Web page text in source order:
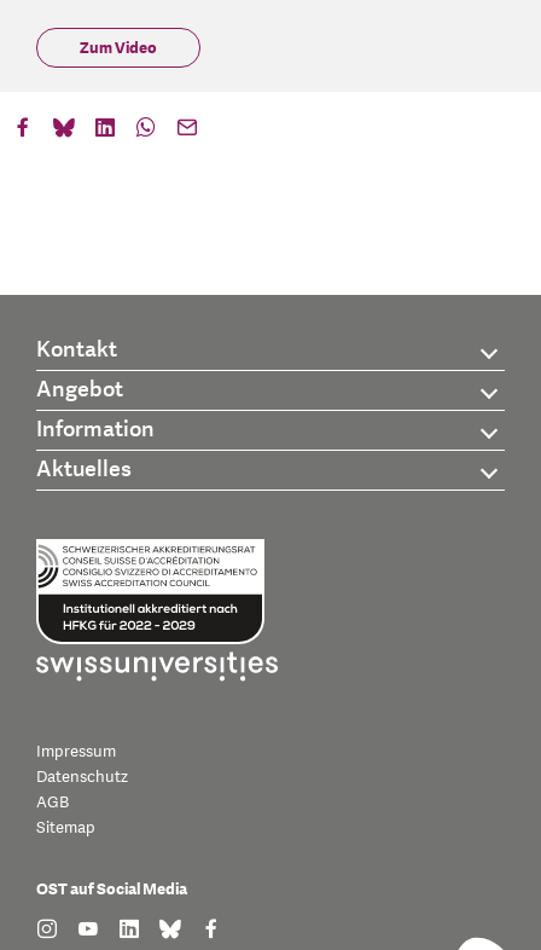
Zum Video
Kontakt
Angebot
Information
Aktuelles
Impressum
Datenschutz
AGB
Sitemap
OST auf Social Media
find us on: instagram
find us on: youtube
find us on: linkedin
find us on: bluesky
find us on: facebook